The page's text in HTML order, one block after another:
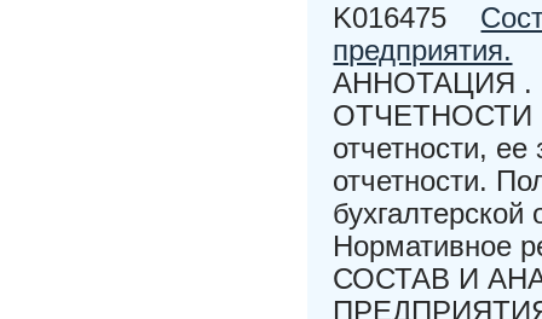
K016475
предприятия.
АННОТАЦИЯ .
ОТЧЕТНОСТИ
отчетности,
отчетности.
бухгалтерской
Нормативное
СОСТАВ И
ПРЕДПРИЯТИЯ